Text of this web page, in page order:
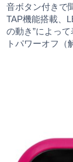
音ボタン付きで
TAP機能搭載、
の動き”によっ
トパワーオフ（